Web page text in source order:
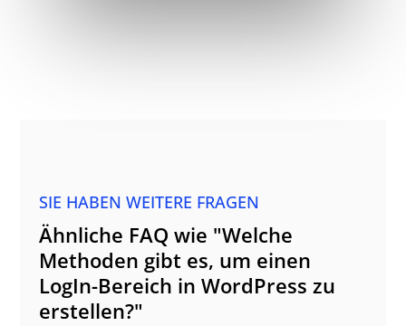
SIE HABEN WEITERE FRAGEN
Ähnliche FAQ wie "Welche
Methoden gibt es, um einen
LogIn-Bereich in WordPress zu
erstellen?"